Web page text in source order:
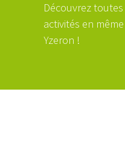
Découvrez
activités en
Yzeron !